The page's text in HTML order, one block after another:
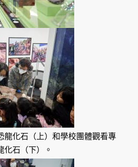
龍化石（上）和學校團體觀看專
化石（下）。